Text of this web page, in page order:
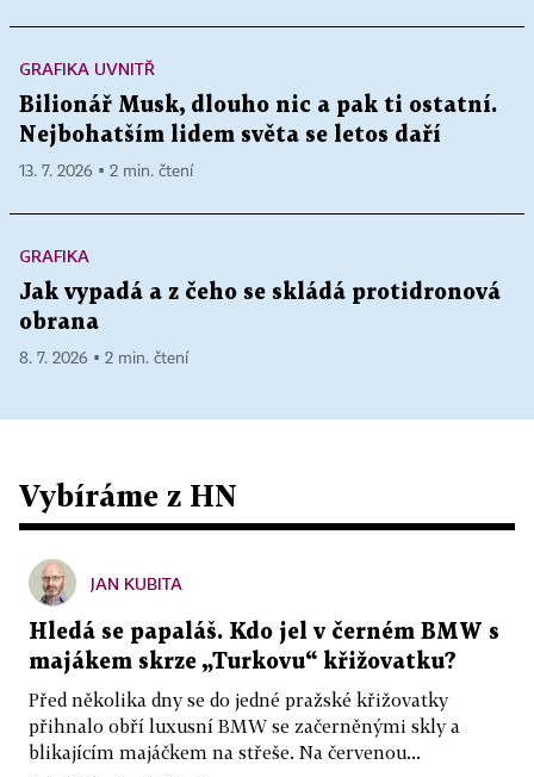
GRAFIKA UVNITŘ
Bilionář Musk, dlouho nic a pak ti ostatní.
Nejbohatším lidem světa se letos daří
13. 7. 2026 ▪ 2 min. čtení
GRAFIKA
Jak vypadá a z čeho se skládá protidronová
obrana
8. 7. 2026 ▪ 2 min. čtení
Vybíráme z HN
JAN KUBITA
Hledá se papaláš. Kdo jel v černém BMW s
majákem skrze „Turkovu“ křižovatku?
Před několika dny se do jedné pražské křižovatky
přihnalo obří luxusní BMW se začerněnými skly a
blikajícím majáčkem na střeše. Na červenou...